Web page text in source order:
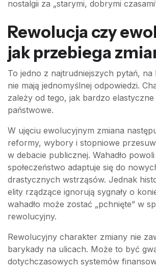
nostalgii za „starymi, dobrymi
Rewolucja czy
jak przebiega
To jedno z najtrudniejszych pytań, na
nie mają jednomyślnej odpowiedzi.
zależy od tego, jak bardzo
państwowe.
W ujęciu ewolucyjnym zmiana
reformy, wybory i stopniowe
w debacie publicznej. Wahadło
społeczeństwo adaptuje się do
drastycznych wstrząsów. Jednak
elity rządzące ignorują sygnały o
wahadło może zostać „pchnięte” w
rewolucyjny.
Rewolucyjny charakter zmiany nie
barykady na ulicach. Może to być
dotychczasowych systemów